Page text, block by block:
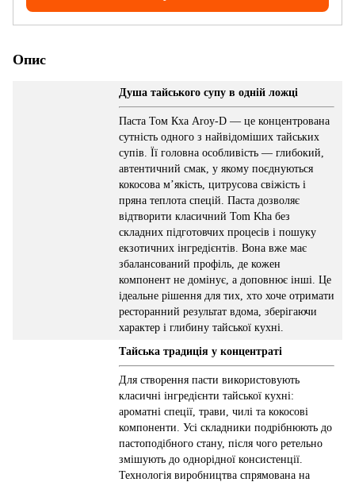
Опис
Душа тайського супу в одній ложці
Паста Том Кха Aroy-D — це концентрована
сутність одного з найвідоміших тайських
супів. Її головна особливість — глибокий,
автентичний смак, у якому поєднуються
кокосова м’якість, цитрусова свіжість і
пряна теплота спецій. Паста дозволяє
відтворити класичний Tom Kha без
складних підготовчих процесів і пошуку
екзотичних інгредієнтів. Вона вже має
збалансований профіль, де кожен
компонент не домінує, а доповнює інші. Це
ідеальне рішення для тих, хто хоче отримати
ресторанний результат вдома, зберігаючи
характер і глибину тайської кухні.
Тайська традиція у концентраті
Для створення пасти використовують
класичні інгредієнти тайської кухні:
ароматні спеції, трави, чилі та кокосові
компоненти. Усі складники подрібнюють до
пастоподібного стану, після чого ретельно
змішують до однорідної консистенції.
Технологія виробництва спрямована на